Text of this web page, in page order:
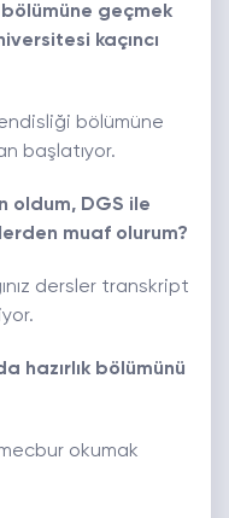
geçmek
kaçıncı
bölümüne
başlatıyor.
oldum, DGS ile
muaf olurum?
dersler transkript
hazırlık bölümünü
okumak